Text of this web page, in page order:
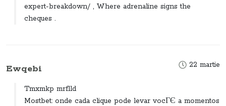
expert-breakdown/ , Where adrenaline signs the
cheques .
22 martie
Ewqebi
Tmxmkp mrflld
Mostbet: onde cada clique pode levar vocГЄ a momentos